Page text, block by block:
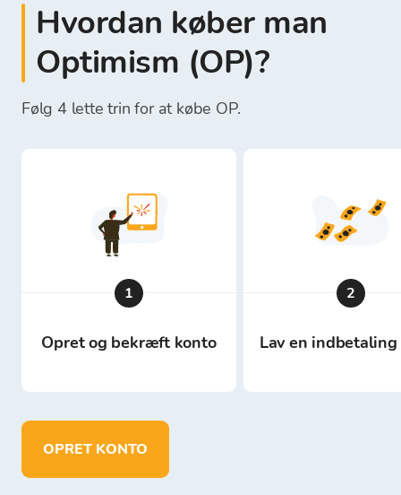
Hvordan køber man
Optimism (OP)?
Følg 4 lette trin for at købe OP.
1
Opret og bekræft konto
2
Lav en indbetaling
OPRET KONTO